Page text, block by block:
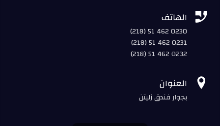
 الهاتف
(218) 51 462 0230
(218) 51 462 0231
(218) 51 462 0232
 العنوان
بجوار فندق زليتن